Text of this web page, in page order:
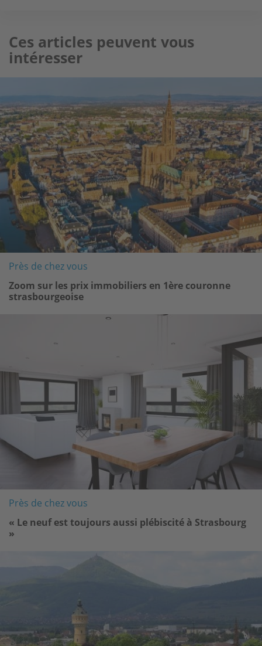
Ces articles peuvent vous
intéresser
Près de chez vous
Zoom sur les prix immobiliers en 1ère couronne
strasbourgeoise
Près de chez vous
« Le neuf est toujours aussi plébiscité à Strasbourg
»